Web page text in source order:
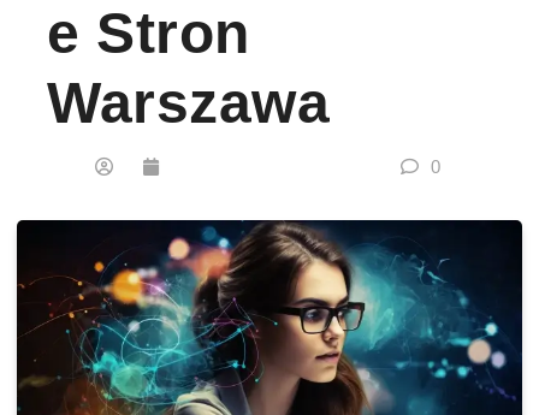
E Stron
Warszawa
0